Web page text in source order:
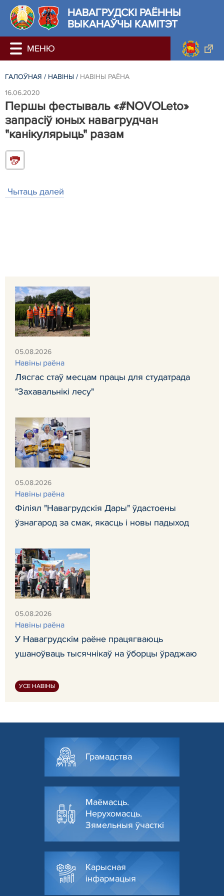
НАВАГРУДСКІ РАЁННЫ
ВЫКАНАЎЧЫ КАМІТЭТ
ГАЛОЎНАЯ / НАВIНЫ / НАВIНЫ РАЁНА
16.06.2020
Першы фестываль «#NOVOLeto»
запрасіў юных навагрудчан
"канікулярыць" разам
Чытаць далей
05.08.2026
Навiны раёна
Лясгас стаў месцам працы для студатрада
"Захавальнікі лесу"
05.08.2026
Навiны раёна
Філіял "Навагрудскія Дары" ўдастоены
ўзнагарод за смак, якасць і новы падыход
05.08.2026
Навiны раёна
У Навагрудскім раёне працягваюць
ушаноўваць тысячнікаў на ўборцы ўраджаю
УСЕ НАВІНЫ
Грамадства
Маёмасць.
Нерухомасць.
Зямельныя ўчасткі
Карысная
інфармацыя